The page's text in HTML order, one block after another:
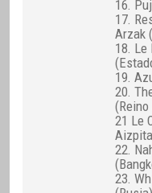
16.
17.
Arzak
18. Le
19.
20.
(Reino
21 Le
22.
23.